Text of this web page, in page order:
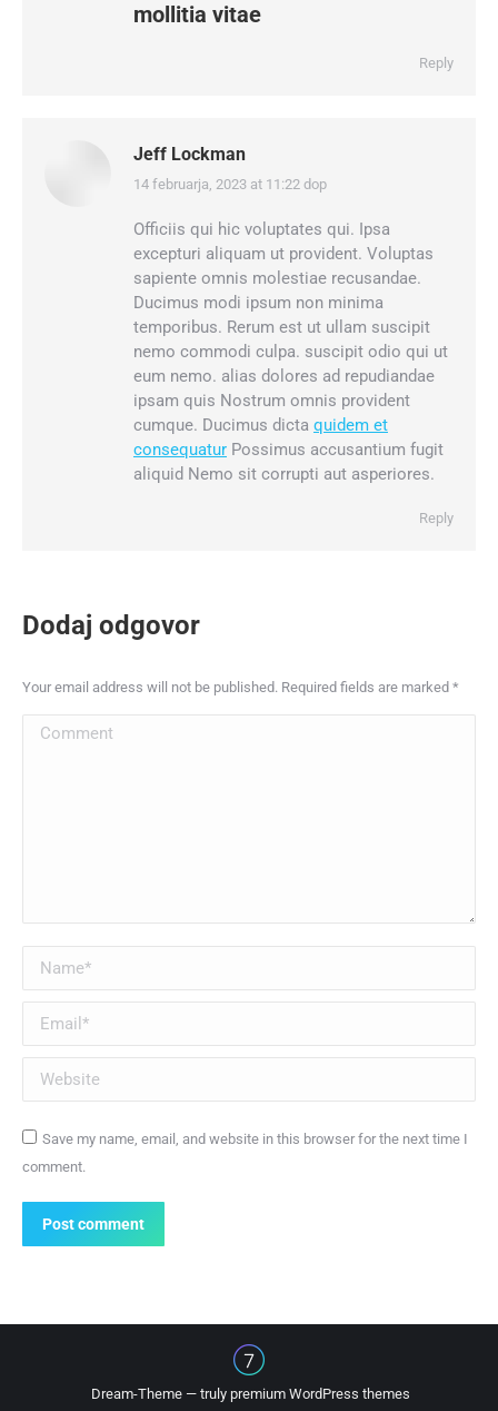
mollitia vitae
Reply
Jeff Lockman
says:
14 februarja, 2023 at 11:22 dop
Officiis qui hic voluptates qui. Ipsa
excepturi aliquam ut provident. Voluptas
sapiente omnis molestiae recusandae.
Ducimus modi ipsum non minima
temporibus. Rerum est ut ullam suscipit
nemo commodi culpa. suscipit odio qui ut
eum nemo. alias dolores ad repudiandae
ipsam quis Nostrum omnis provident
cumque. Ducimus dicta quidem et
consequatur Possimus accusantium fugit
aliquid Nemo sit corrupti aut asperiores.
Reply
Dodaj odgovor
Your email address will not be published. Required fields are marked *
Comment
Name *
Email *
Website
Save my name, email, and website in this browser for the next time I
comment.
Post comment
Dream-Theme — truly premium WordPress themes